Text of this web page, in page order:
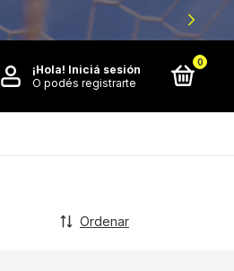
¡Hola! Iniciá sesión
O podés registrarte
0
Ordenar